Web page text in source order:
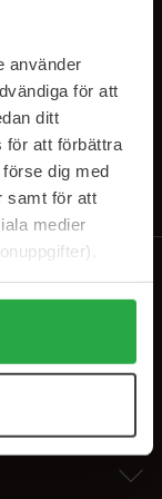
använder
för att
ditt
för att förbättra
dig med
samt för att
medier
du
anpassa
helst återkalla
.